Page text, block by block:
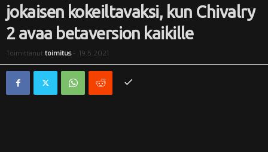
jokaisen kokeiltavaksi, kun Chivalry
2 avaa betaversion kaikille
Toimittanut toimitus- 19.5.2021